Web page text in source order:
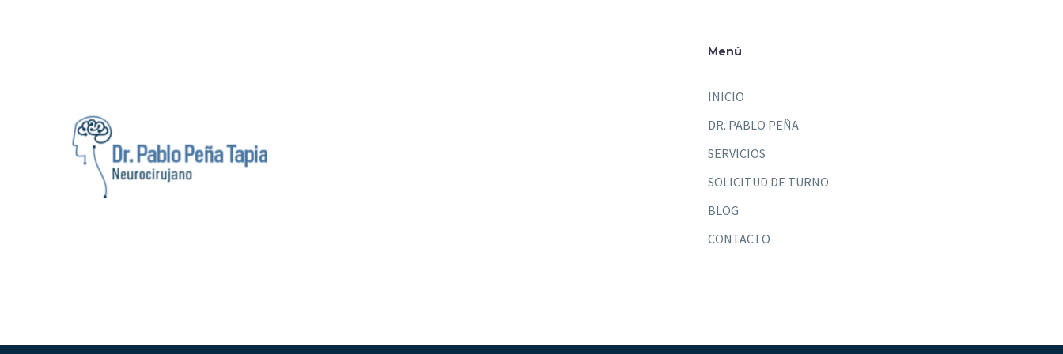
Menú
INICIO
DR. PABLO PEÑA
SERVICIOS
SOLICITUD DE TURNO
BLOG
CONTACTO